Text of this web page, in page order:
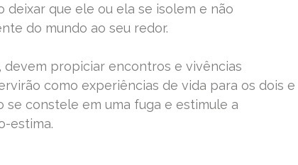
deixar que ele ou ela se isolem e não
do mundo ao seu redor.
propiciar encontros e vivências
como experiências de vida para os dois e
se constele em uma fuga e estimule a
estima.